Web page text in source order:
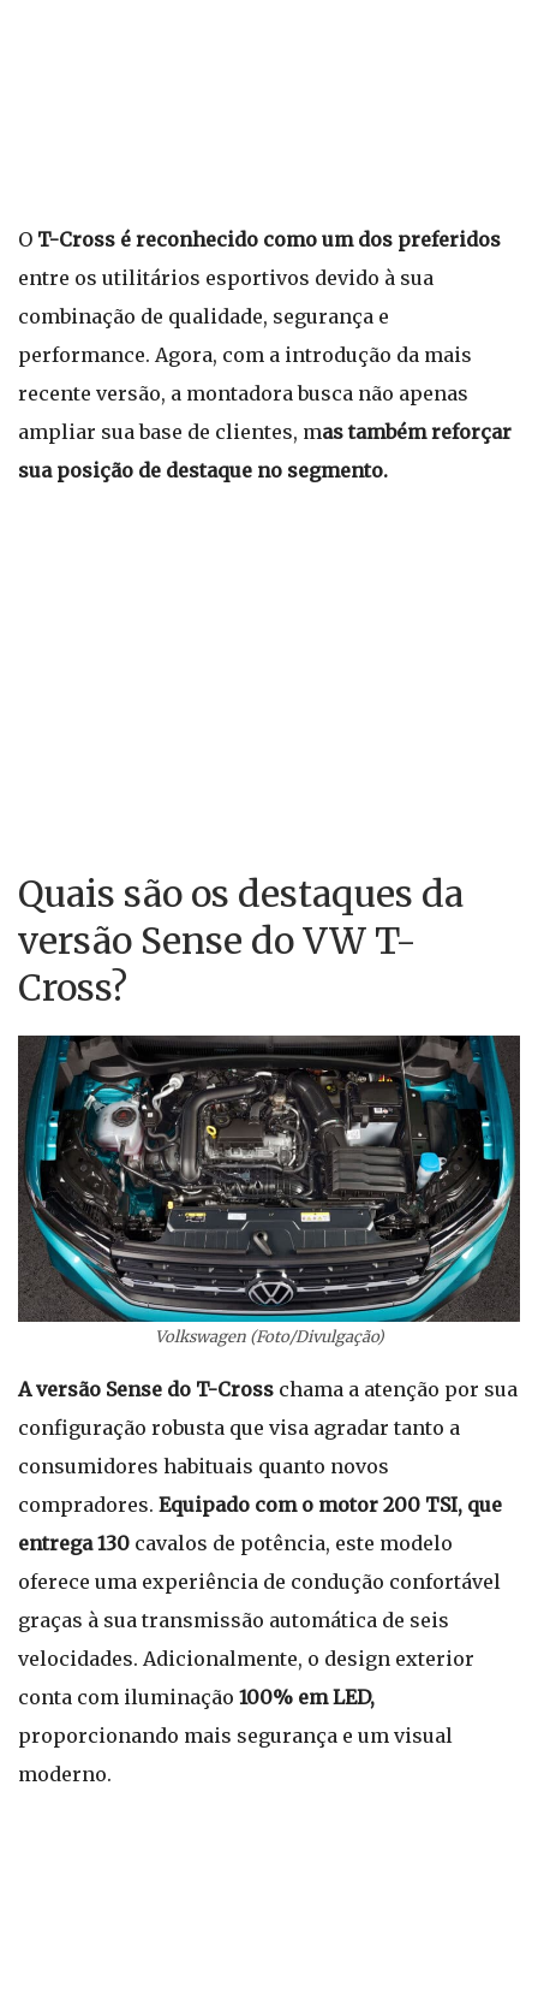
O T-Cross é reconhecido como um dos preferidos
entre os utilitários esportivos devido à sua
combinação de qualidade, segurança e
performance. Agora, com a introdução da mais
recente versão, a montadora busca não apenas
ampliar sua base de clientes, mas também reforçar
sua posição de destaque no segmento.
Quais são os destaques da
versão Sense do VW T-
Cross?
Volkswagen (Foto/Divulgação)
A versão Sense do T-Cross chama a atenção por sua
configuração robusta que visa agradar tanto a
consumidores habituais quanto novos
compradores. Equipado com o motor 200 TSI, que
entrega 130 cavalos de potência, este modelo
oferece uma experiência de condução confortável
graças à sua transmissão automática de seis
velocidades. Adicionalmente, o design exterior
conta com iluminação 100% em LED,
proporcionando mais segurança e um visual
moderno.